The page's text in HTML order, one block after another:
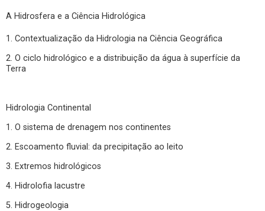
A Hidrosfera e a Ciência Hidrológica
1. Contextualização da Hidrologia na Ciência Geográfica
2. O ciclo hidrológico e a distribuição da água à superfície da
Terra
Hidrologia Continental
1. O sistema de drenagem nos continentes
2. Escoamento fluvial: da precipitação ao leito
3. Extremos hidrológicos
4. Hidrolofia lacustre
5. Hidrogeologia